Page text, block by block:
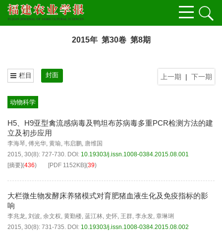
2015年 第30卷 第8期
上一期 | 下一期
栏目 封面
动物科学
H5、H9亚型禽流感病毒及鸭坦布苏病毒多重PCR检测方法的建
立及初步应用
李海琴, 傅光华, 黄瑜, 韦启鹏, 唐维国
2015, 30(8): 727-730. DOI: 10.19303/j.issn.1008-0384.2015.08.001
[摘要](436) [PDF 1152KB](39)
大栏微生物发酵床养猪模式对育肥猪血液生化及免疫指标的影
响
李兆龙, 刘波, 余文权, 黄勤楼, 蓝江林, 史怀, 王群, 李永发, 章琳琍
2015, 30(8): 731-735. DOI: 10.19303/j.issn.1008-0384.2015.08.002